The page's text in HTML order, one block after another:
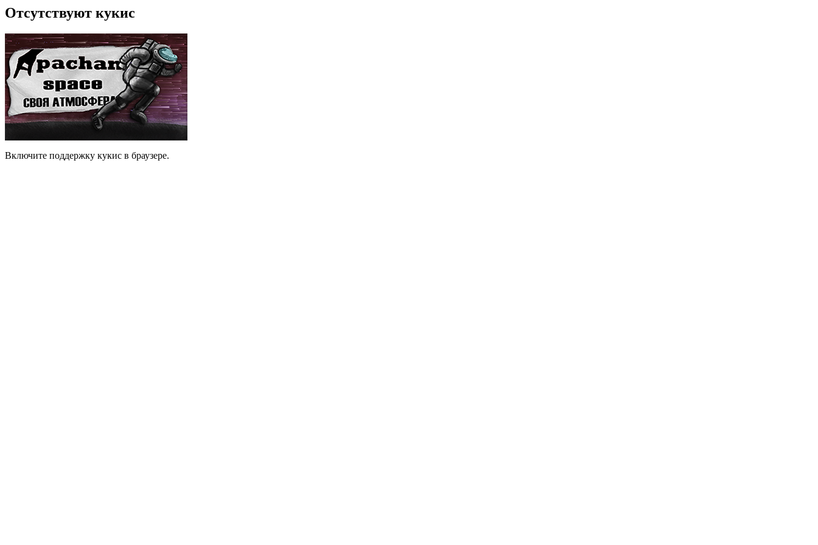
Отсутствуют кукис
Включите поддержку кукис в браузере.